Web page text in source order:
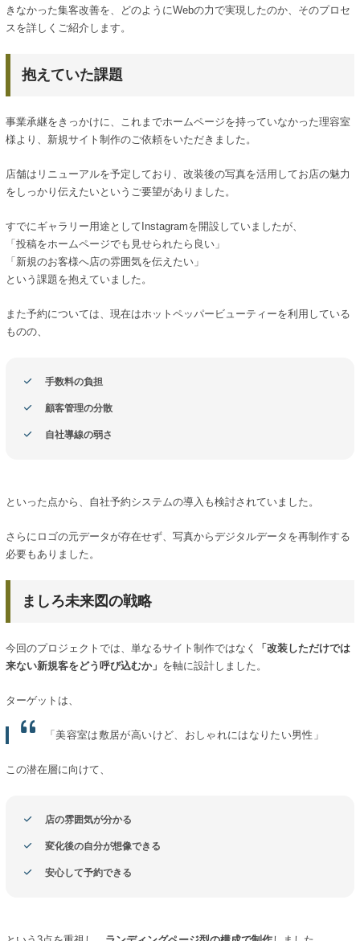
きなかった集客改善を、どのようにWebの力で実現したのか、そのプロセ
スを詳しくご紹介します。
抱えていた課題
事業承継をきっかけに、これまでホームページを持っていなかった理容室
様より、新規サイト制作のご依頼をいただきました。
店舗はリニューアルを予定しており、改装後の写真を活用してお店の魅力
をしっかり伝えたいというご要望がありました。
すでにギャラリー用途としてInstagramを開設していましたが、
「投稿をホームページでも見せられたら良い」
「新規のお客様へ店の雰囲気を伝えたい」
という課題を抱えていました。
また予約については、現在はホットペッパービューティーを利用している
ものの、
手数料の負担
顧客管理の分散
自社導線の弱さ
といった点から、自社予約システムの導入も検討されていました。
さらにロゴの元データが存在せず、写真からデジタルデータを再制作する
必要もありました。
ましろ未来図の戦略
今回のプロジェクトでは、単なるサイト制作ではなく
「改装しただけでは
来ない新規客をどう呼び込むか」 を軸に設計しました。
ターゲットは、
「美容室は敷居が高いけど、おしゃれにはなりたい男性」
この潜在層に向けて、
店の雰囲気が分かる
変化後の自分が想像できる
安心して予約できる